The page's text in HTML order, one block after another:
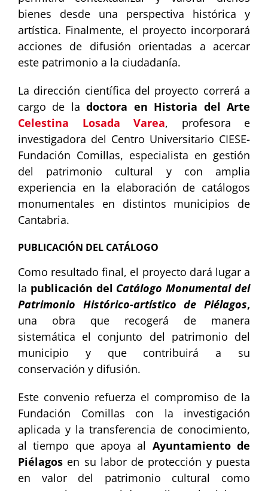
bienes desde una perspectiva histórica y
artística. Finalmente, el proyecto incorporará
acciones de difusión orientadas a acercar
este patrimonio a la ciudadanía.
La dirección científica del proyecto correrá a
cargo de ladoctora en Historia del Arte
Celestina Losada Varea, profesora e
investigadora del Centro Universitario CIESE-
Fundación Comillas, especialista en gestión
del patrimonio cultural y con amplia
experiencia en la elaboración de catálogos
monumentales en distintos municipios de
Cantabria.
PUBLICACIÓN DEL CATÁLOGO
Como resultado final, el proyecto dará lugar a
la publicación del Catálogo Monumental del
Patrimonio Histórico-artístico de Piélagos,
una obra que recogerá de manera
sistemática el conjunto del patrimonio del
municipio y que contribuirá a su
conservación y difusión.
Este convenio refuerza el compromiso de la
Fundación Comillas con la investigación
aplicada y la transferencia de conocimiento,
al tiempo que apoya al Ayuntamiento de
Piélagos en su labor de protección y puesta
en valor del patrimonio cultural como